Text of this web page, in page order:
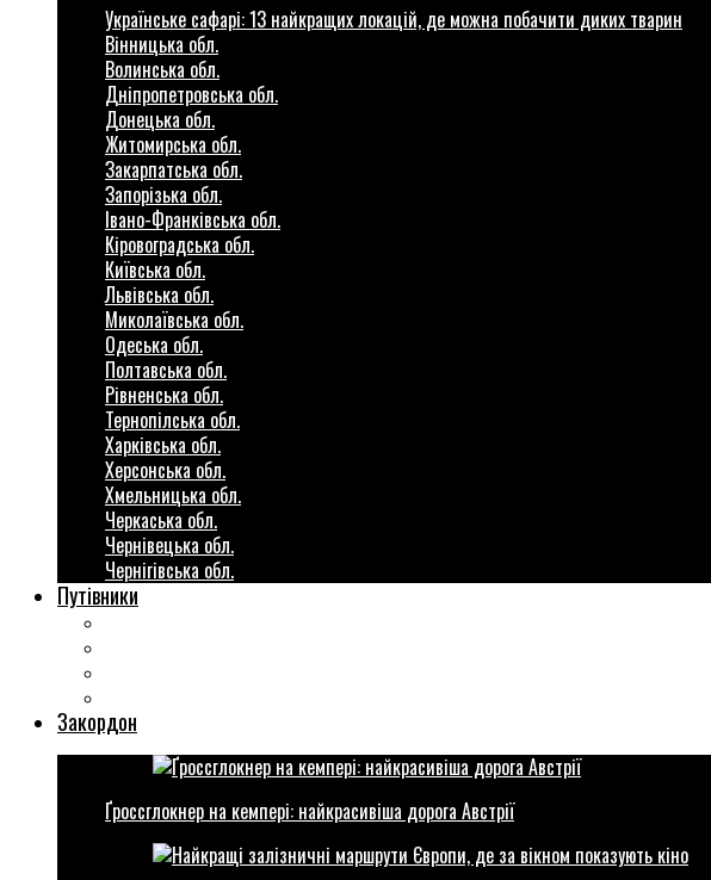
Українське сафарі: 13 найкращих локацій, де можна побачити диких тварин
Вінницька обл.
Волинська обл.
Дніпропетровська обл.
Донецька обл.
Житомирська обл.
Закарпатська обл.
Запорізька обл.
Івано-Франківська обл.
Кіровоградська обл.
Київська обл.
Львівська обл.
Миколаївська обл.
Одеська обл.
Полтавська обл.
Рівненська обл.
Тернопілська обл.
Харківська обл.
Херсонська обл.
Хмельницька обл.
Черкаська обл.
Чернівецька обл.
Чернігівська обл.
Путівники
Закордон
Ґроссглокнер на кемпері: найкрасивіша дорога Австрії